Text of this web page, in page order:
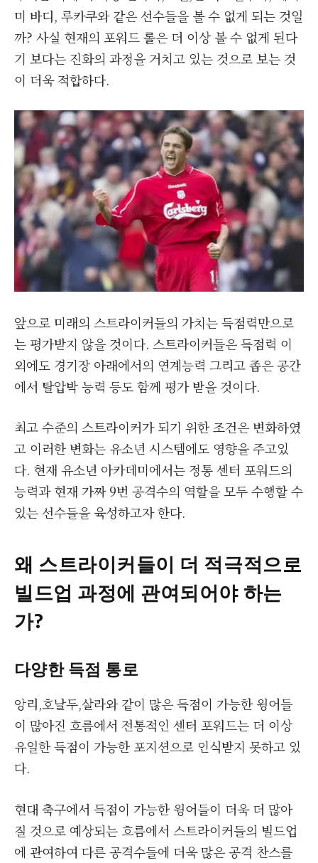
미 바디, 루카쿠와 같은 선수들을 볼 수 없게 되는 것일
까? 사실 현재의 포워드 롤은 더 이상 볼 수 없게 된다
기 보다는 진화의 과정을 거치고 있는 것으로 보는 것
이 더욱 적합하다.
앞으로 미래의 스트라이커들의 가치는 득점력만으로
는 평가받지 않을 것이다. 스트라이커들은 득점력 이
외에도 경기장 아래에서의 연계능력 그리고 좁은 공간
에서 탈압박 능력 등도 함께 평가 받을 것이다.
최고 수준의 스트라이커가 되기 위한 조건은 변화하였
고 이러한 변화는 유소년 시스템에도 영향을 주고있
다. 현재 유소년 아카데미에서는 정통 센터 포워드의
능력과 현재 가짜 9번 공격수의 역할을 모두 수행할 수
있는 선수들을 육성하고자 한다.
왜 스트라이커들이 더 적극적으로
빌드업 과정에 관여되어야 하는
가?
다양한 득점 통로
앙리,호날두,살라와 같이 많은 득점이 가능한 윙어들
이 많아진 흐름에서 전통적인 센터 포워드는 더 이상
유일한 득점이 가능한 포지션으로 인식받지 못하고 있
다.
현대 축구에서 득점이 가능한 윙어들이 더욱 더 많아
질 것으로 예상되는 흐름에서 스트라이커들의 빌드업
에 관여하여 다른 공격수들에 더욱 많은 공격 찬스를